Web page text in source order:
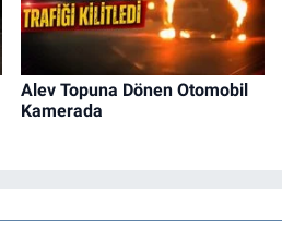
Alev Topuna Dönen Otomobil
Kamerada